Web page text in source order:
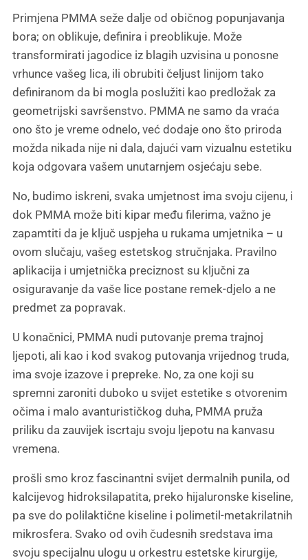
Primjena PMMA seže dalje od običnog popunjavanja
bora; on oblikuje, definira i preoblikuje. Može
transformirati jagodice iz blagih uzvisina u ponosne
vrhunce vašeg lica, ili obrubiti čeljust linijom tako
definiranom da bi mogla poslužiti kao predložak za
geometrijski savršenstvo. PMMA ne samo da vraća
ono što je vreme odnelo, već dodaje ono što priroda
možda nikada nije ni dala, dajući vam vizualnu estetiku
koja odgovara vašem unutarnjem osjećaju sebe.
No, budimo iskreni, svaka umjetnost ima svoju cijenu, i
dok PMMA može biti kipar među filerima, važno je
zapamtiti da je ključ uspjeha u rukama umjetnika – u
ovom slučaju, vašeg estetskog stručnjaka. Pravilno
aplikacija i umjetnička preciznost su ključni za
osiguravanje da vaše lice postane remek-djelo a ne
predmet za popravak.
U konačnici, PMMA nudi putovanje prema trajnoj
ljepoti, ali kao i kod svakog putovanja vrijednog truda,
ima svoje izazove i prepreke. No, za one koji su
spremni zaroniti duboko u svijet estetike s otvorenim
očima i malo avanturističkog duha, PMMA pruža
priliku da zauvijek iscrtaju svoju ljepotu na kanvasu
vremena.
prošli smo kroz fascinantni svijet dermalnih punila, od
kalcijevog hidroksilapatita, preko hijaluronske kiseline,
pa sve do polilaktične kiseline i polimetil-metakrilatnih
mikrosfera. Svako od ovih čudesnih sredstava ima
svoju specijalnu ulogu u orkestru estetske kirurgije,